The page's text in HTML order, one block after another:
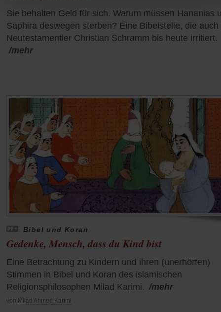
Sie behalten Geld für sich. Warum müssen Hananias
Saphira deswegen sterben? Eine Bibelstelle, die auch
Neutestamentler Christian Schramm bis heute irritiert.
/mehr
Bibel und Koran
Gedenke, Mensch, dass du Kind bist
Eine Betrachtung zu Kindern und ihren (unerhörten)
Stimmen in Bibel und Koran des islamischen
Religionsphilosophen Milad Karimi. /mehr
von Milad Ahmed Karimi